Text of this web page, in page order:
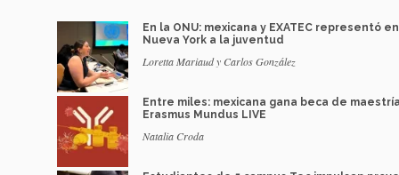
En la ONU: mexicana y EXATEC representó en
Nueva York a la juventud
Loretta Mariaud y Carlos González
Entre miles: mexicana gana beca de maestría
Erasmus Mundus LIVE
Natalia Croda